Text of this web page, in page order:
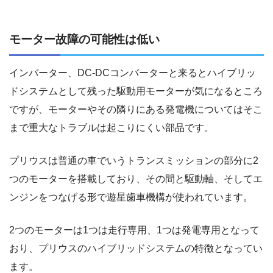
モーター故障の可能性は低い
インバーター、DC-DCコンバーターと来るとハイブリッ
ドシステムとして残った駆動用モーターが気になるところ
ですが、モーターやその隣りにある発電機についてはそこ
まで重大なトラブルは起こりにくい部品です。
プリウスは普通の車でいうトランスミッションの部分に2
つのモーターを搭載しており、その間と駆動軸、そしてエ
ンジンをつなげる形で遊星歯車機構が使われています。
2つのモーターは1つは走行専用、1つは発電専用となって
おり、プリウスのハイブリッドシステムの特徴となってい
ます。